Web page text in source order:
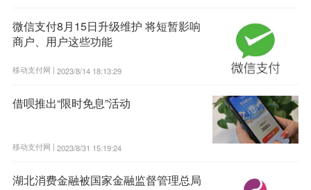
微信支付8月15日升级维护 将短暂影响
商户、用户这些功能
移动支付网 | 2023/8/14 18:13:29
借呗推出“限时免息”活动
移动支付网 | 2023/8/31 15:19:24
湖北消费金融被国家金融监督管理总局